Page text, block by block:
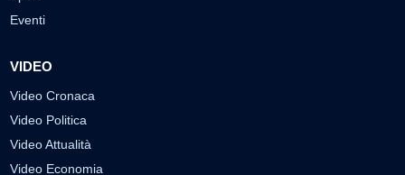
Eventi
VIDEO
Video Cronaca
Video Politica
Video Attualità
Video Economia